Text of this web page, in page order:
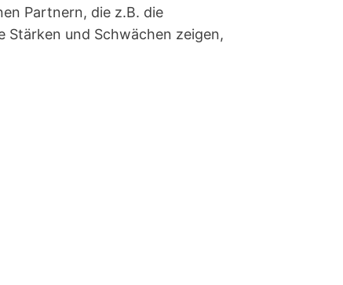
Partnern, die z.B. die
Stärken und Schwächen zeigen,